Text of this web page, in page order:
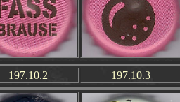
197.10.2 197.10.3